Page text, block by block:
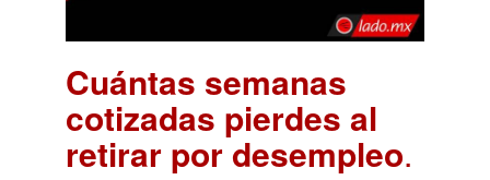
Cuántas semanas
cotizadas pierdes al
retirar por desempleo.